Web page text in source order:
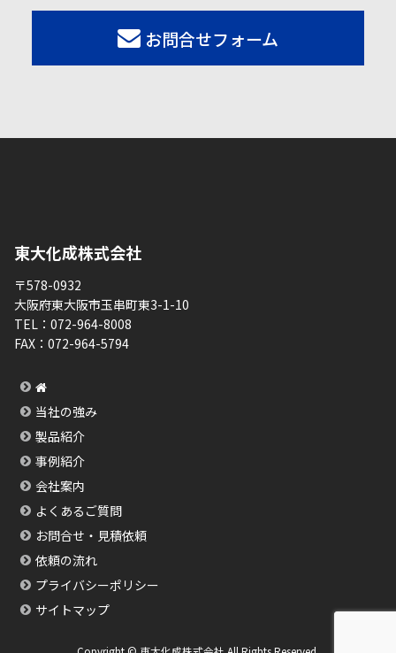
お問合せフォーム
東大化成株式会社
〒578-0932
大阪府東大阪市玉串町東3-1-10
TEL： 072-964-8008
FAX： 072-964-5794
当社の強み
製品紹介
事例紹介
会社案内
よくあるご質問
お問合せ・見積依頼
依頼の流れ
プライバシーポリシー
サイトマップ